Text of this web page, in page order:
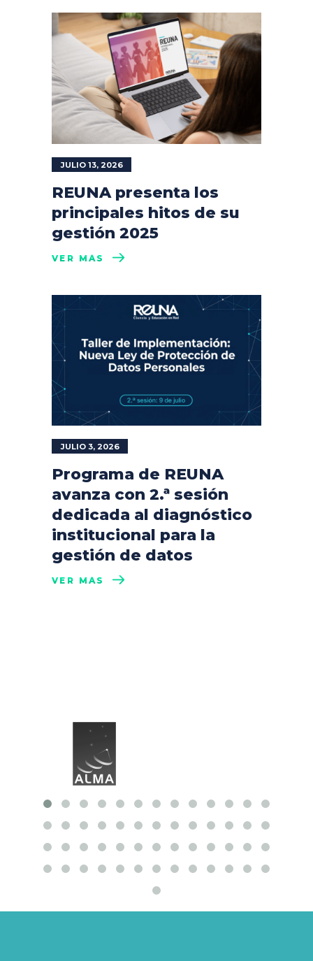
JULIO 13, 2026
REUNA presenta los
principales hitos de su
gestión 2025
VER MÁS
JULIO 3, 2026
Programa de REUNA
avanza con 2.ª sesión
dedicada al diagnóstico
institucional para la
gestión de datos
VER MÁS